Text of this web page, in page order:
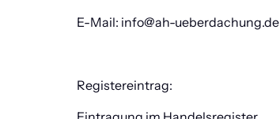
E-Mail: info@ah-ueberdachung.de
Registereintrag: